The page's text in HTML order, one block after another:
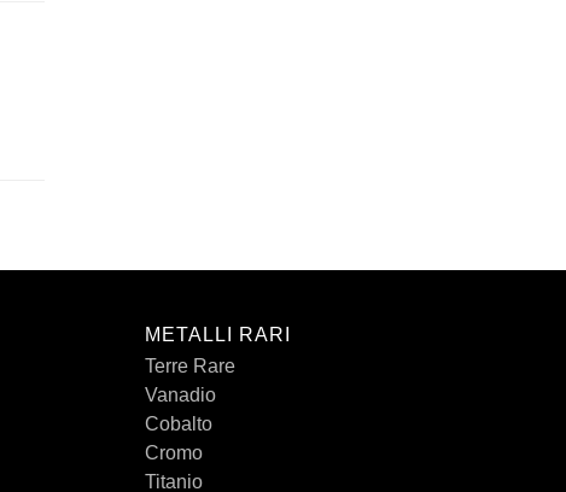
METALLI RARI
Terre Rare
Vanadio
Cobalto
Cromo
Titanio